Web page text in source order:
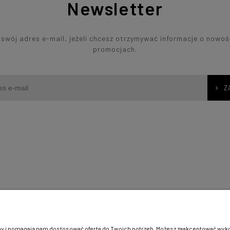
Newsletter
adres e-mail, jeżeli chcesz otrzymywać informacje o
promocjach.
Moje konto
Moje zamówienia
pomagają nam dostosować ofertę do Twoich potrzeb. Możesz zaakceptować